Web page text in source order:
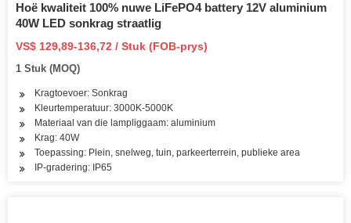
Hoë kwaliteit 100% nuwe LiFePO4 battery 12V aluminium
40W LED sonkrag straatlig
VS$ 129,89-136,72 / Stuk (FOB-prys)
1 Stuk (MOQ)
Kragtoevoer: Sonkrag
Kleurtemperatuur: 3000K-5000K
Materiaal van die lampliggaam: aluminium
Krag: 40W
Toepassing: Plein, snelweg, tuin, parkeerterrein, publieke area
IP-gradering: IP65